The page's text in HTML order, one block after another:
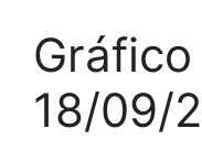
18/09/